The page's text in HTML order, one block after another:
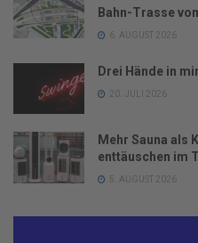
Bahn-Trasse
6. AUGUST 2026
Drei Hände in mir
20. JULI 2026
Mehr Sauna als
enttäuschen im
5. AUGUST 2026